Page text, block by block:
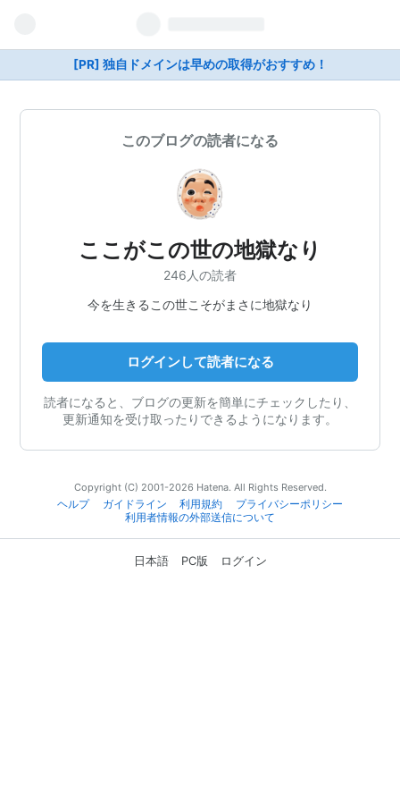
[PR] 独自ドメインは早めの取得がおすすめ！
このブログの読者になる
ここがこの世の地獄なり
246人の読者
今を生きるこの世こそがまさに地獄なり
ログインして読者になる
読者になると、ブログの更新を簡単にチェックしたり、
更新通知を受け取ったりできるようになります。
Copyright (C) 2001-2026 Hatena. All Rights Reserved.
ヘルプ
ガイドライン 利用規約
プライバシーポリシー
利用者情報の外部送信について
日本語 PC版 ログイン